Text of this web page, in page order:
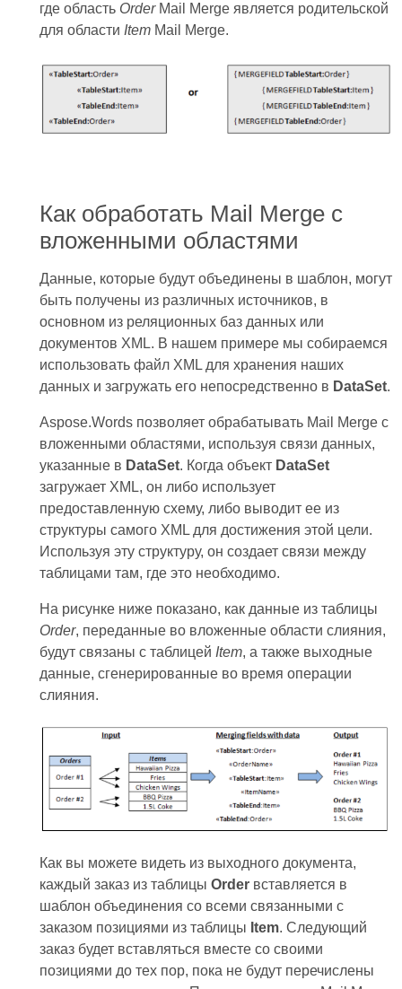
где область OrderMail Merge является родительской
для области ItemMail Merge.
Как обработать Mail Merge с
вложенными областями
Данные, которые будут объединены в шаблон, могут
быть получены из различных источников, в
основном из реляционных баз данных или
документов XML. В нашем примере мы собираемся
использовать файл XML для хранения наших
данных и загружать его непосредственно в DataSet.
Aspose.Words позволяет обрабатывать Mail Merge с
вложенными областями, используя связи данных,
указанные в DataSet. Когда объект DataSet
загружает XML, он либо использует
предоставленную схему, либо выводит ее из
структуры самого XML для достижения этой цели.
Используя эту структуру, он создает связи между
таблицами там, где это необходимо.
На рисунке ниже показано, как данные из таблицы
Order, переданные во вложенные области слияния,
будут связаны с таблицей Item, а также выходные
данные, сгенерированные во время операции
слияния.
Как вы можете видеть из выходного документа,
каждый заказ из таблицы Orderвставляется в
шаблон объединения со всеми связанными с
заказом позициями из таблицы Item. Следующий
заказ будет вставляться вместе со своими
позициями до тех пор, пока не будут перечислены